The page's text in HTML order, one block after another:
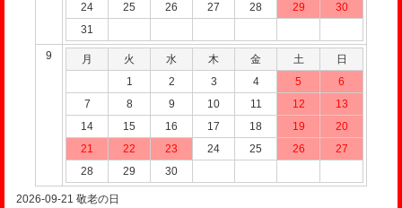
24
25 26 27 28 29
30
31
9 月 火 水 木 金 土
日
1
2 3 4 5
6
7
8 9 10 11 12
13
14
15 16 17 18 19
20
21
22 23 24 25 26
27
28
29 30
2026-09-21 敬老の日